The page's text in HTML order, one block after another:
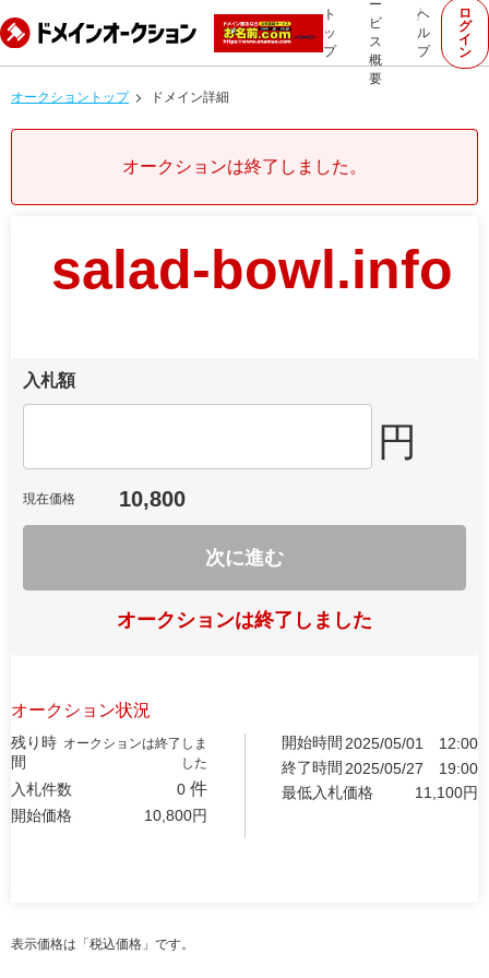
ト
ッ
プ
ー
ビ
ス
概
要
ヘ
ル
プ
ロ
グ
イ
ン
オークショントップ ドメイン詳細
オークションは終了しました。
salad-bowl.info
入札額
円
現在価格 10,800
次に進む
オークションは終了しました
オークション状況
残り時
間
オークションは終了しま
した
入札件数 0 件
開始価格 10,800円
開始時間 2025/05/01
12:00
終了時間 2025/05/27
19:00
最低入札価格
11,100円
表示価格は「税込価格」です。